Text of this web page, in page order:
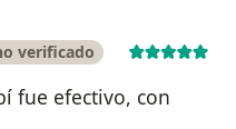
verificado
fue efectivo, con